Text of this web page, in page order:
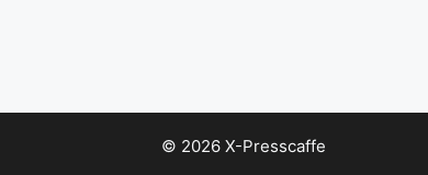
© 2026 X-Presscaffe